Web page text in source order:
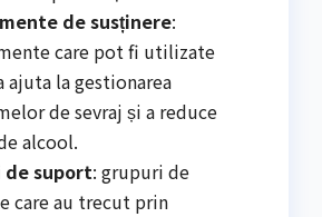
de susținere:
care pot fi utilizate
ajuta la gestionarea
de sevraj și a reduce
alcool.
de suport: grupuri de
care au trecut prin